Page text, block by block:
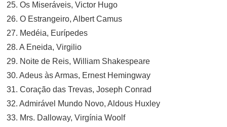
25. Os Miseráveis, Victor Hugo
26. O Estrangeiro, Albert Camus
27. Medéia, Eurípedes
28. A Eneida, Virgilio
29. Noite de Reis, William Shakespeare
30. Adeus às Armas, Ernest Hemingway
31. Coração das Trevas, Joseph Conrad
32. Admirável Mundo Novo, Aldous Huxley
33. Mrs. Dalloway, Virgínia Woolf